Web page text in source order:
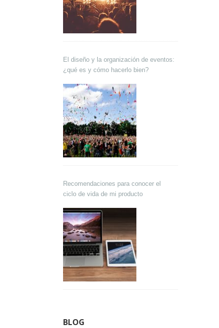
El diseño y la organización de eventos:
¿qué es y cómo hacerlo bien?
Recomendaciones para conocer el
ciclo de vida de mi producto
BLOG